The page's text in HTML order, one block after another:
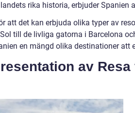
rika historia, erbjuder Spanien
att det kan erbjuda olika typer av
till de livliga gatorna i Barcelona
en mängd olika destinationer att
av